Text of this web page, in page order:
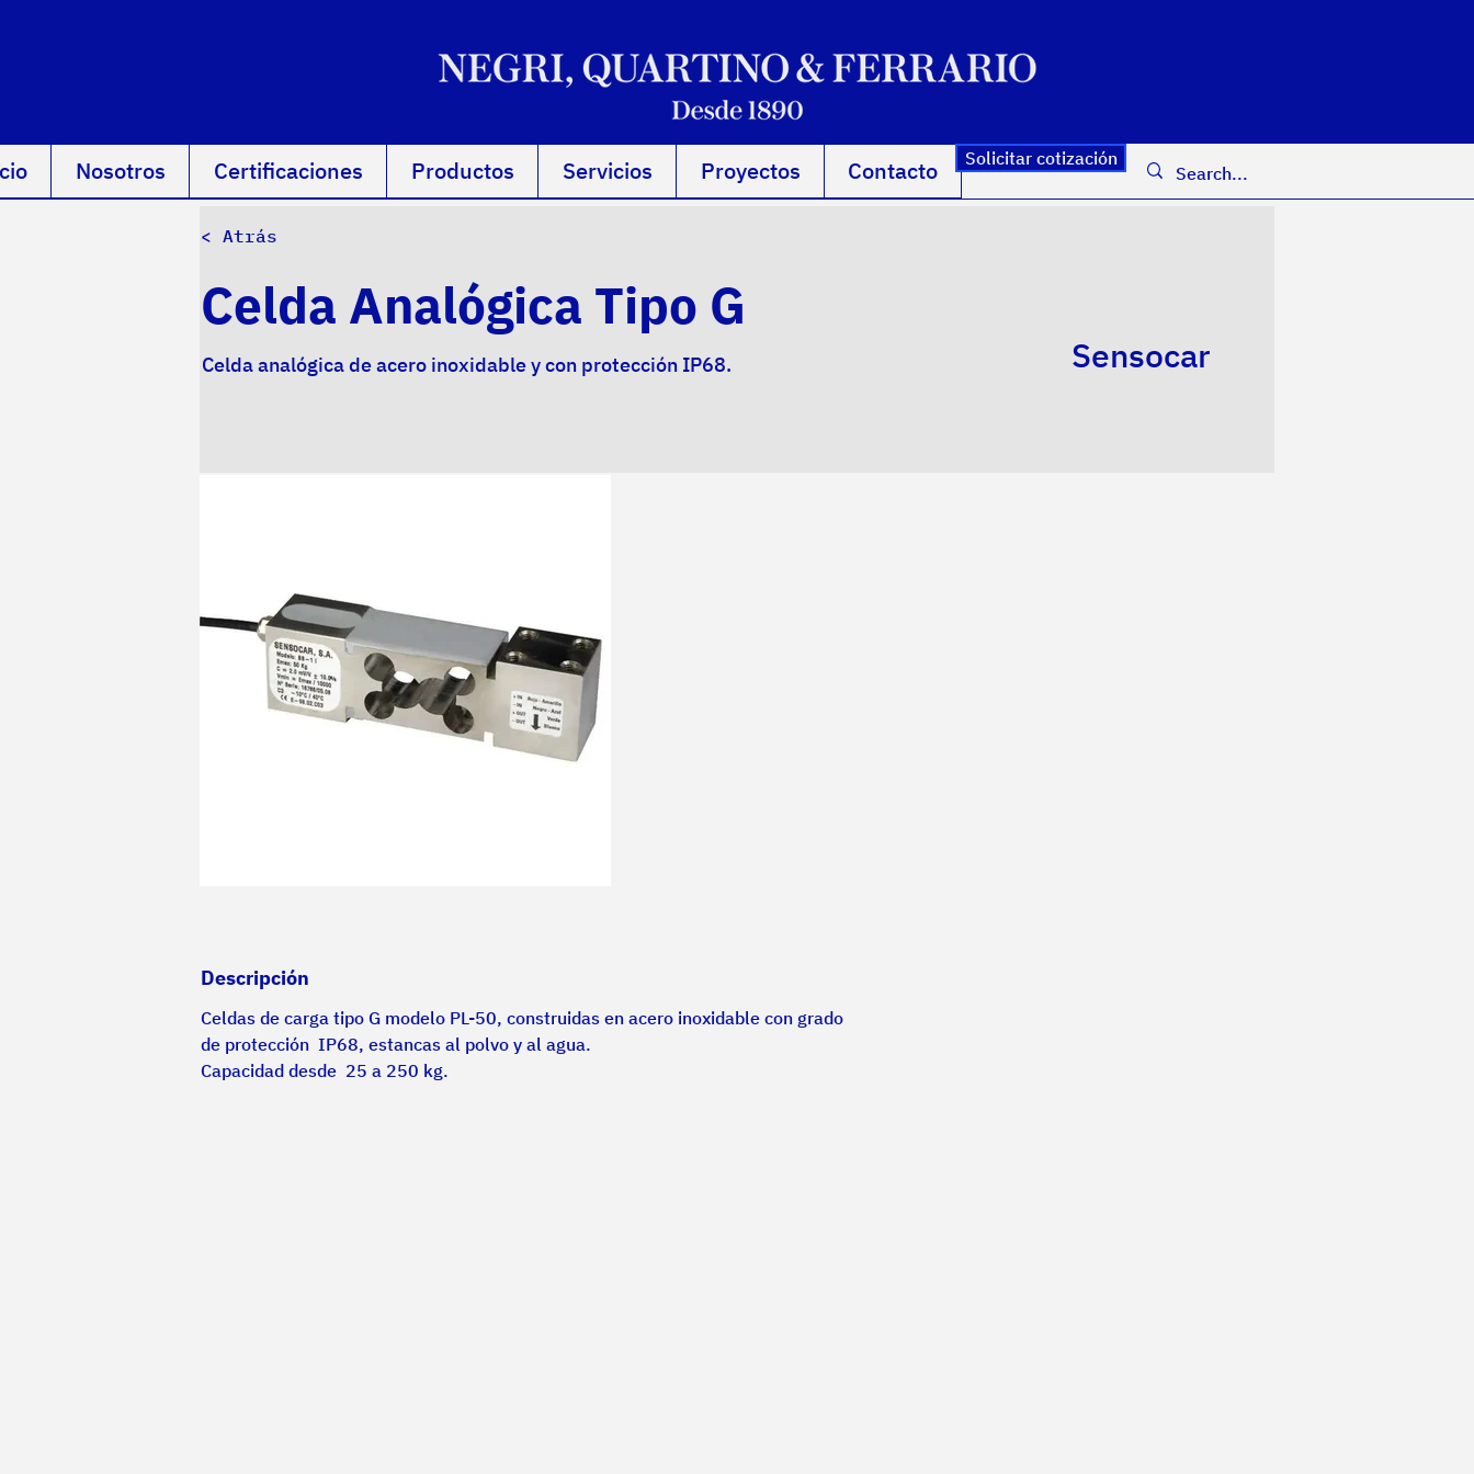
Nosotros Certificaciones Productos Servicios Proyectos Contacto Solicitar cotización
< Atrás
Celda Analógica Tipo G
Celda analógica de acero inoxidable y con protección IP68. Sensocar
Descripción
Celdas de carga tipo G modelo PL-50, construidas en acero inoxidable con grado
de protección  IP68, estancas al polvo y al agua.
Capacidad desde  25 a 250 kg.